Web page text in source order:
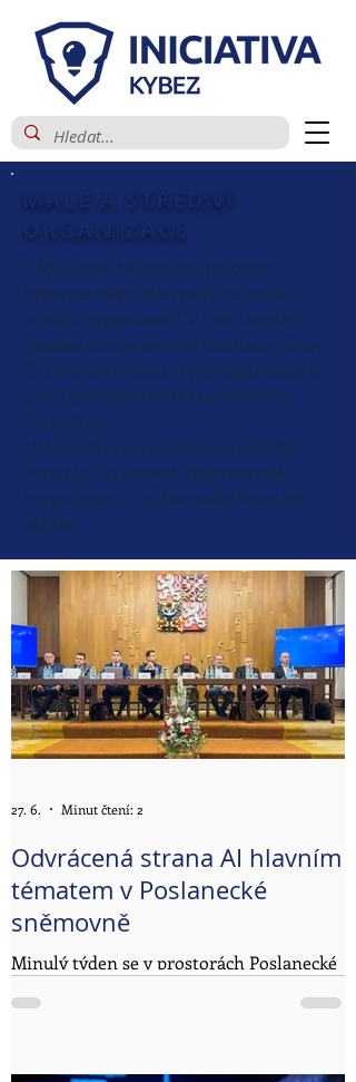
MALÉ A STŘEDNÍ
ORGANIZACE
Věděli jste, že více než polovina
kybernetický útoků míří na malé a
střední organizace? V této skupině
najdete úřady, veřejné instituce, firmy
či drobné živnosti. Tyto organizace se
často potýkají s velmi omezeným
rozpočtem.
Naší misí je pomoci jim co nejvýše
zvýšit jejich úroveň kybernetické
bezpečnosti, a to bez velké finanční
zátěže.
Odvrácená strana AI hlavním
tématem v Poslanecké
sněmovně
Minulý týden se v prostorách Poslanecké
mezinárodní konference „AI na obou
zaměřila na velmi důležitý a aktuální
27. 6. Minut čtení: 2